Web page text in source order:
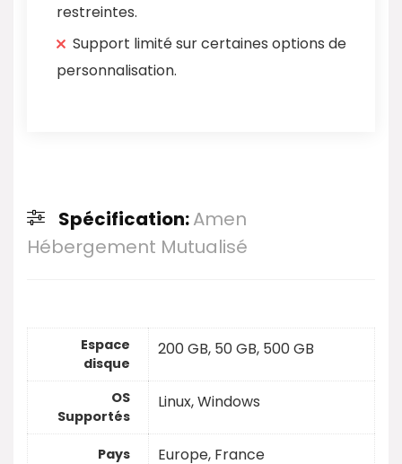
restreintes.
Support limité sur certaines options de
personnalisation.
Spécification:Amen
Hébergement Mutualisé
Espace
disque
200 GB, 50 GB, 500 GB
OS
Supportés
Linux, Windows
Pays Europe, France